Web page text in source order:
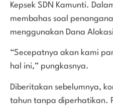
Kepsek SDN Kamunti.
membahas soal
menggunakan Dana
“Secepatnya akan kami
hal ini,” pungkasnya.
Diberitakan sebelumnya,
tahun tanpa diperhatikan.